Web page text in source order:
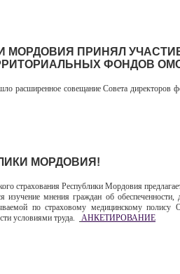
МОРДОВИЯ ПРИНЯЛ
ФОНДОВ
расширенное совещание Совета
МОРДОВИЯ!
страхования Республики Мордовия
изучение мнения граждан об обеспеченности,
по страховому медицинскому полису
условиями труда.
АНКЕТИРОВАНИЕ